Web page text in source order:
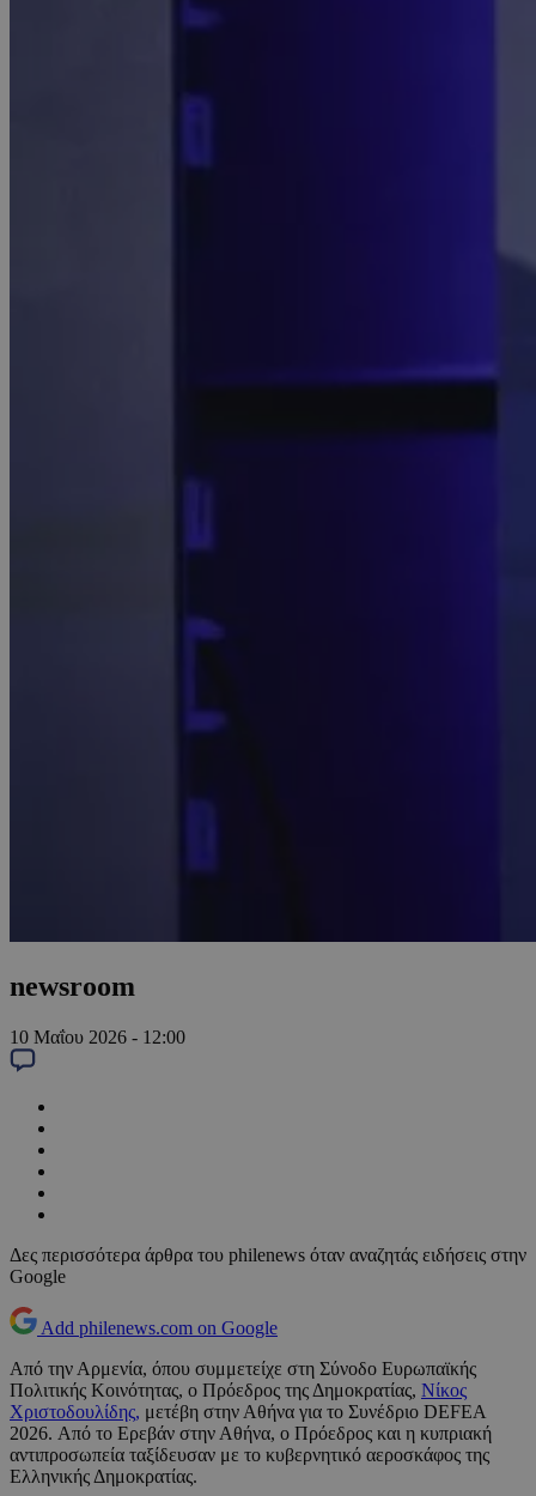
newsroom
10 Μαΐου 2026 - 12:00
Δες περισσότερα άρθρα του philenews όταν αναζητάς ειδήσεις στην
Google
Add philenews.com on Google
Από την Αρμενία, όπου συμμετείχε στη Σύνοδο Ευρωπαϊκής
Πολιτικής Κοινότητας, ο Πρόεδρος της Δημοκρατίας, Νίκος
Χριστοδουλίδης, μετέβη στην Αθήνα για το Συνέδριο DEFEA
2026. Από το Ερεβάν στην Αθήνα, ο Πρόεδρος και η κυπριακή
αντιπροσωπεία ταξίδευσαν με το κυβερνητικό αεροσκάφος της
Ελληνικής Δημοκρατίας.